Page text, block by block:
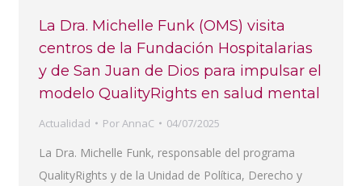
La Dra. Michelle Funk (OMS) visita
centros de la Fundación Hospitalarias
y de San Juan de Dios para impulsar el
modelo QualityRights en salud mental
Actualidad PorAnnaC 04/07/2025
La Dra. Michelle Funk, responsable del programa
QualityRights y de la Unidad de Política, Derecho y